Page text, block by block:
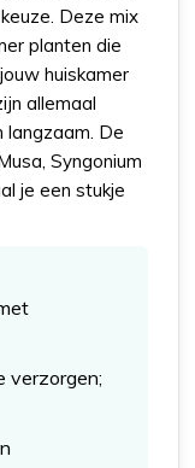
Deze mix
planten die
huiskamer
allemaal
langzaam. De
Syngonium
je een stukje
verzorgen;